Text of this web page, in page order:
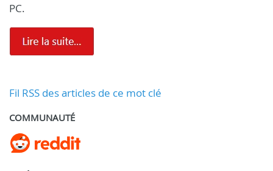
PC.
Fil RSS des articles de ce mot clé
COMMUNAUTÉ